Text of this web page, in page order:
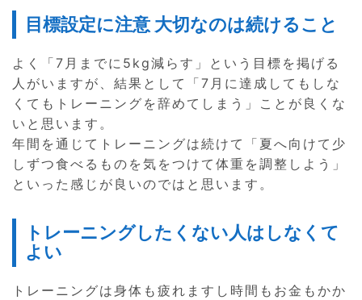
目標設定に注意 大切なのは続けること
よく「7月までに5kg減らす」という目標を掲げる
人がいますが、結果として「7月に達成してもしな
くてもトレーニングを辞めてしまう」ことが良くな
いと思います。
年間を通じてトレーニングは続けて「夏へ向けて少
しずつ食べるものを気をつけて体重を調整しよう」
といった感じが良いのではと思います。
トレーニングしたくない人はしなくて
よい
トレーニングは身体も疲れますし時間もお金もかか